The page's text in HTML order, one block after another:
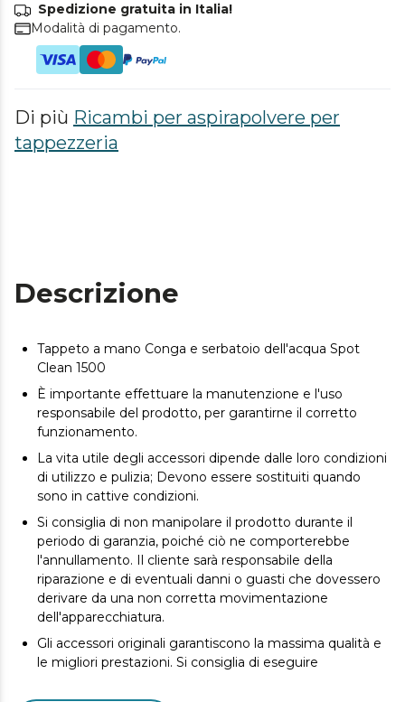
Spedizione gratuita in Italia!
Modalità di pagamento.
Di più Ricambi per aspirapolvere per
tappezzeria
Descrizione
Tappeto a mano Conga e serbatoio dell'acqua Spot
Clean 1500
È importante effettuare la manutenzione e l'uso
responsabile del prodotto, per garantirne il corretto
funzionamento.
La vita utile degli accessori dipende dalle loro condizioni
di utilizzo e pulizia; Devono essere sostituiti quando
sono in cattive condizioni.
Si consiglia di non manipolare il prodotto durante il
periodo di garanzia, poiché ciò ne comporterebbe
l'annullamento. Il cliente sarà responsabile della
riparazione e di eventuali danni o guasti che dovessero
derivare da una non corretta movimentazione
dell'apparecchiatura.
Gli accessori originali garantiscono la massima qualità e
le migliori prestazioni. Si consiglia di eseguire